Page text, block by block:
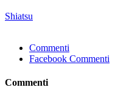
Shiatsu
Commenti
Facebook Commenti
Commenti